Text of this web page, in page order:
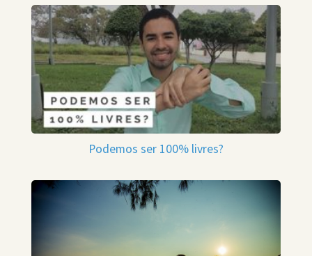
Podemos ser 100% livres?